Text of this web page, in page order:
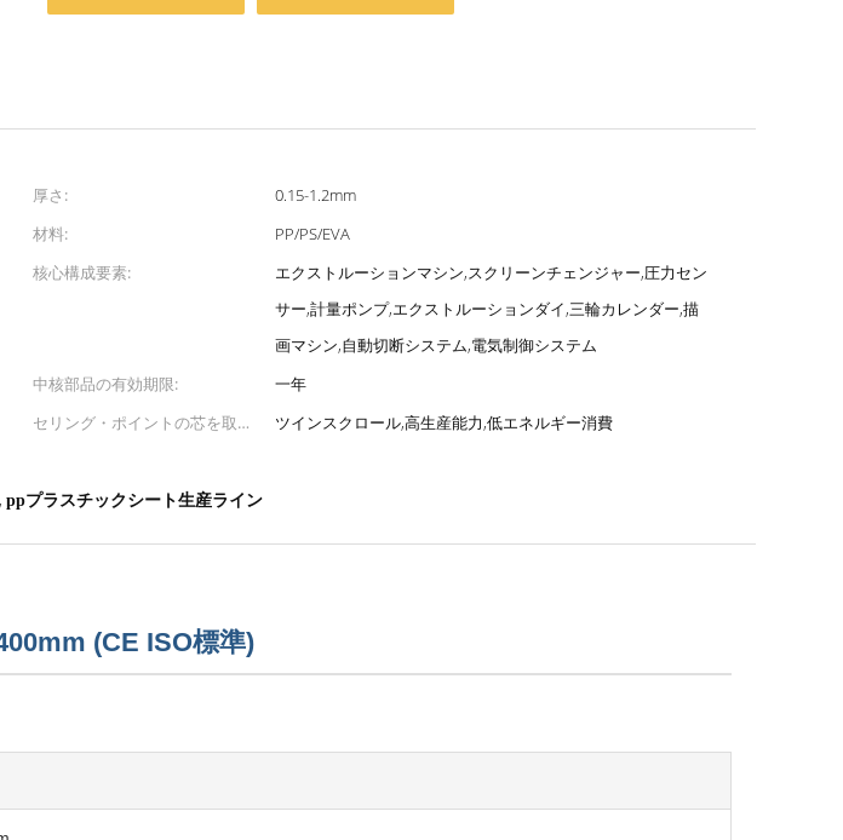
厚さ:
0.15-1.2mm
材料:
PP/PS/EVA
核心構成要素:
エクストルーションマシン,スクリーンチェンジャー,圧力セン
サー,計量ポンプ,エクストルーションダイ,三輪カレンダー,描
画マシン,自動切断システム,電気制御システム
中核部品の有効期限:
一年
セリング・ポイントの芯を取り
ツインスクロール,高生産能力,低エネルギー消費
, ppプラスチックシート生産ライン
(CE ISO標準)